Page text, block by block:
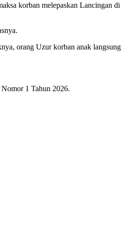
korban melepaskan Lancingan di
orang Uzur korban anak langsung
1 Tahun 2026.